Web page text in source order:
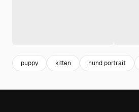
puppy kitten hund portrait